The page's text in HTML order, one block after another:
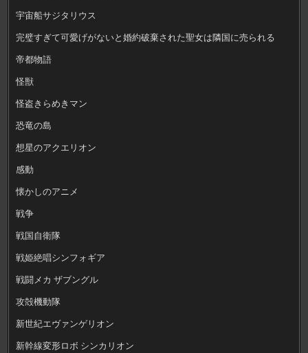
宇宙船サジタリウス
完璧すぎて可愛げがないと婚約破棄された聖女は隣国に売られる
帝都物語
怪獣
怪盗きらめきマン
恐竜の島
想星のアクエリオン
感動
懐かしのアニメ
戦争
戦国自衛隊
戦姫絶唱シンフォギア
戦闘メカ ザブングル
攻殻機動隊
新世紀エヴァンゲリオン
新幹線変形ロボ シンカリオン